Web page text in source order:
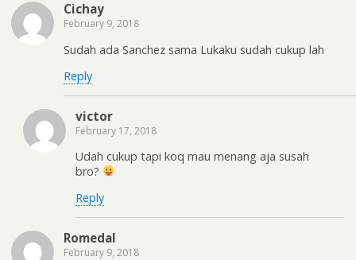
Cichay
February 9, 2018
Sudah ada Sanchez sama Lukaku sudah cukup lah
Reply
victor
February 17, 2018
Udah cukup tapi koq mau menang aja susah
bro?
Reply
Romedal
February 9, 2018